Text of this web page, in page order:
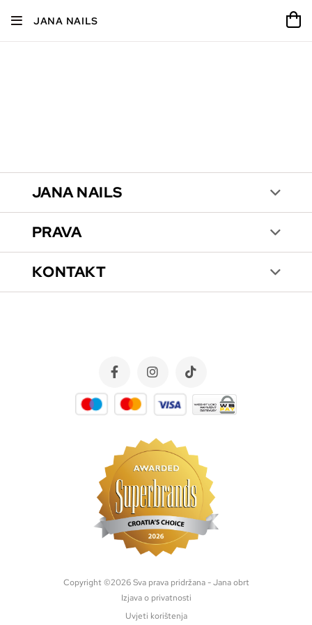
JANA NAILS
JANA NAILS
PRAVA
KONTAKT
Copyright ©2026 Sva prava pridržana - Jana obrt
Izjava o privatnosti
Uvjeti korištenja